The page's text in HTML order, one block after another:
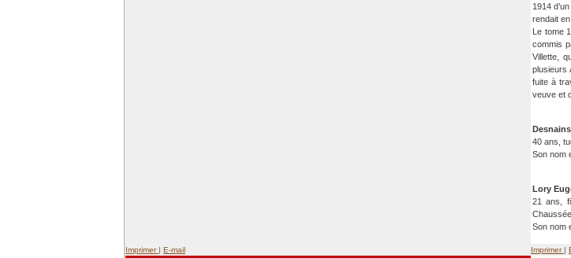
1914
rendait
Le tome
commis
Villette,
plusieurs
fuite à
veuve et
40 ans,
Son nom
Lory
21 ans,
Son nom
Imprimer | E-mail Imprimer |